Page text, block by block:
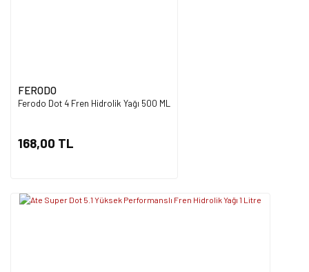
FERODO
Ferodo Dot 4 Fren Hidrolik Yağı 500 ML
168,00 TL